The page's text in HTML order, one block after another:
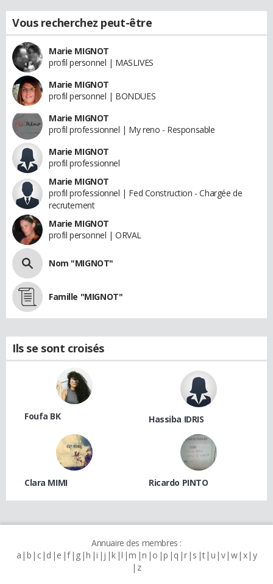
Vous recherchez peut-être
Marie MIGNOT
profil personnel | MASLIVES
Marie MIGNOT
profil personnel | BONDUES
Marie MIGNOT
profil professionnel | My reno - Responsable
Marie MIGNOT
profil professionnel
Marie MIGNOT
profil professionnel | Fed Construction - Chargée de
recrutement
Marie MIGNOT
profil personnel | ORVAL
Nom "MIGNOT"
Famille "MIGNOT"
Ils se sont croisés
Foufa BK Hassiba IDRIS
Clara MIMI Ricardo PINTO
Annuaire des membres :
a b c d e f g h i j k l m n o p q r s t u v w x y
z